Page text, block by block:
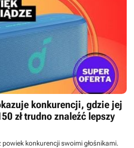
konkurencji, gdzie jej
zł trudno znaleźć lepszy
konkurencji swoimi głośnikami.